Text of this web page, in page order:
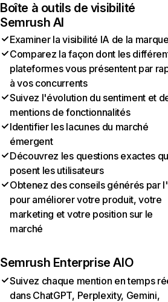
Boîte à outils de visibilité
Semrush AI
Examiner la visibilité IA de la
Comparez la façon dont les
plateformes vous présentent par
à vos concurrents
Suivez l'évolution du sentiment et
mentions de fonctionnalités
Identifier les lacunes du marché
émergent
Découvrez les questions exactes
posent les utilisateurs
Obtenez des conseils générés par
pour améliorer votre produit, votre
marketing et votre position sur le
marché
Semrush Enterprise AIO
Suivez chaque mention en temps
dans ChatGPT, Perplexity, Gemini,